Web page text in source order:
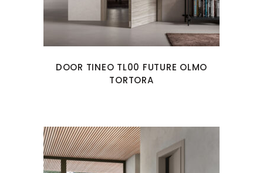
DOOR TINEO TL00 FUTURE OLMO
TORTORA